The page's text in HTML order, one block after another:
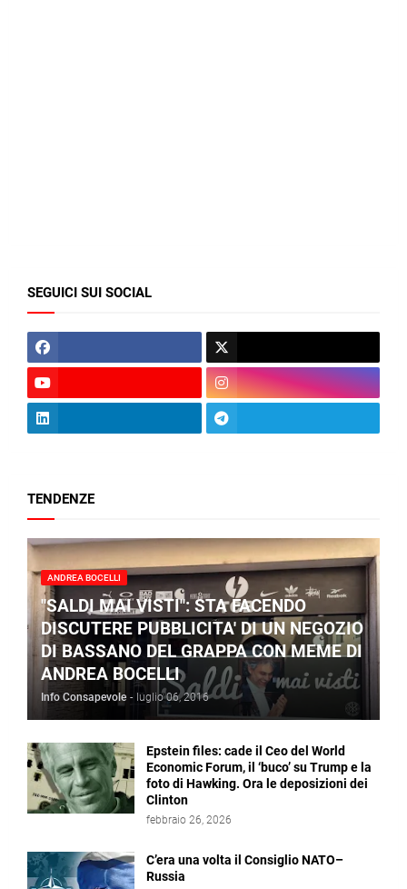
SEGUICI SUI SOCIAL
TENDENZE
ANDREA BOCELLI
"SALDI MAI VISTI": STA FACENDO
DISCUTERE PUBBLICITA' DI UN NEGOZIO
DI BASSANO DEL GRAPPA CON MEME DI
ANDREA BOCELLI
Info Consapevole - luglio 06, 2016
Epstein files: cade il Ceo del World
Economic Forum, il ‘buco’ su Trump e la
foto di Hawking. Ora le deposizioni dei
Clinton
febbraio 26, 2026
C’era una volta il Consiglio NATO–
Russia